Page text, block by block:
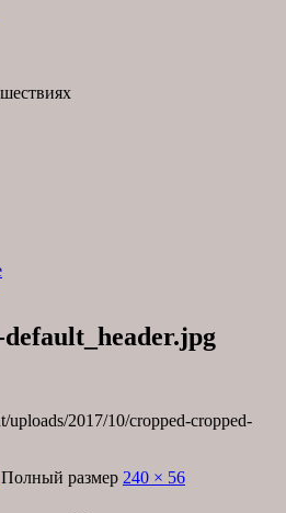
2017/10/cropped-cropped-
Полный размер 240 × 56